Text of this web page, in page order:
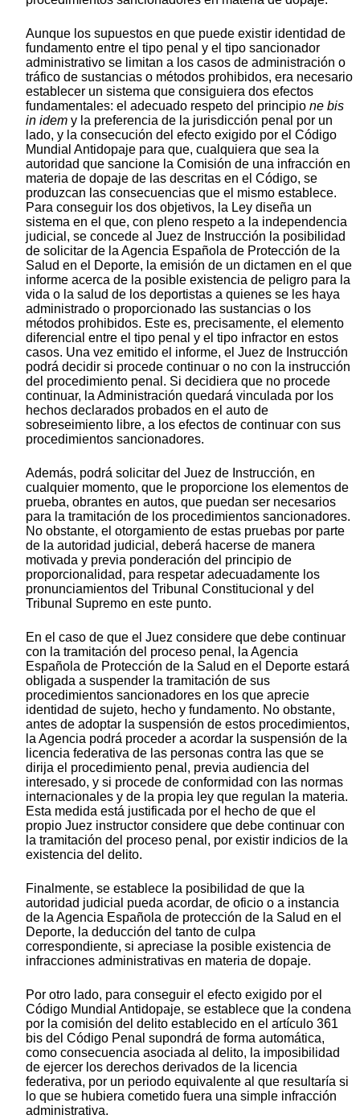
Aunque los supuestos en que puede existir identidad de
fundamento entre el tipo penal y el tipo sancionador
administrativo se limitan a los casos de administración o
tráfico de sustancias o métodos prohibidos, era necesario
establecer un sistema que consiguiera dos efectos
fundamentales: el adecuado respeto del principio ne bis
in idem y la preferencia de la jurisdicción penal por un
lado, y la consecución del efecto exigido por el Código
Mundial Antidopaje para que, cualquiera que sea la
autoridad que sancione la Comisión de una infracción en
materia de dopaje de las descritas en el Código, se
produzcan las consecuencias que el mismo establece.
Para conseguir los dos objetivos, la Ley diseña un
sistema en el que, con pleno respeto a la independencia
judicial, se concede al Juez de Instrucción la posibilidad
de solicitar de la Agencia Española de Protección de la
Salud en el Deporte, la emisión de un dictamen en el que
informe acerca de la posible existencia de peligro para la
vida o la salud de los deportistas a quienes se les haya
administrado o proporcionado las sustancias o los
métodos prohibidos. Este es, precisamente, el elemento
diferencial entre el tipo penal y el tipo infractor en estos
casos. Una vez emitido el informe, el Juez de Instrucción
podrá decidir si procede continuar o no con la instrucción
del procedimiento penal. Si decidiera que no procede
continuar, la Administración quedará vinculada por los
hechos declarados probados en el auto de
sobreseimiento libre, a los efectos de continuar con sus
procedimientos sancionadores.
Además, podrá solicitar del Juez de Instrucción, en
cualquier momento, que le proporcione los elementos de
prueba, obrantes en autos, que puedan ser necesarios
para la tramitación de los procedimientos sancionadores.
No obstante, el otorgamiento de estas pruebas por parte
de la autoridad judicial, deberá hacerse de manera
motivada y previa ponderación del principio de
proporcionalidad, para respetar adecuadamente los
pronunciamientos del Tribunal Constitucional y del
Tribunal Supremo en este punto.
En el caso de que el Juez considere que debe continuar
con la tramitación del proceso penal, la Agencia
Española de Protección de la Salud en el Deporte estará
obligada a suspender la tramitación de sus
procedimientos sancionadores en los que aprecie
identidad de sujeto, hecho y fundamento. No obstante,
antes de adoptar la suspensión de estos procedimientos,
la Agencia podrá proceder a acordar la suspensión de la
licencia federativa de las personas contra las que se
dirija el procedimiento penal, previa audiencia del
interesado, y si procede de conformidad con las normas
internacionales y de la propia ley que regulan la materia.
Esta medida está justificada por el hecho de que el
propio Juez instructor considere que debe continuar con
la tramitación del proceso penal, por existir indicios de la
existencia del delito.
Finalmente, se establece la posibilidad de que la
autoridad judicial pueda acordar, de oficio o a instancia
de la Agencia Española de protección de la Salud en el
Deporte, la deducción del tanto de culpa
correspondiente, si apreciase la posible existencia de
infracciones administrativas en materia de dopaje.
Por otro lado, para conseguir el efecto exigido por el
Código Mundial Antidopaje, se establece que la condena
por la comisión del delito establecido en el artículo 361
bis del Código Penal supondrá de forma automática,
como consecuencia asociada al delito, la imposibilidad
de ejercer los derechos derivados de la licencia
federativa, por un periodo equivalente al que resultaría si
lo que se hubiera cometido fuera una simple infracción
administrativa.